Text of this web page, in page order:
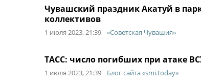
Чувашский праздник Акатуй в
коллективов
1 июля 2023, 21:39 «Советская Чувашия»
ТАСС: число погибших при атаке
1 июля 2023, 21:39 Блог сайта «smi.today»